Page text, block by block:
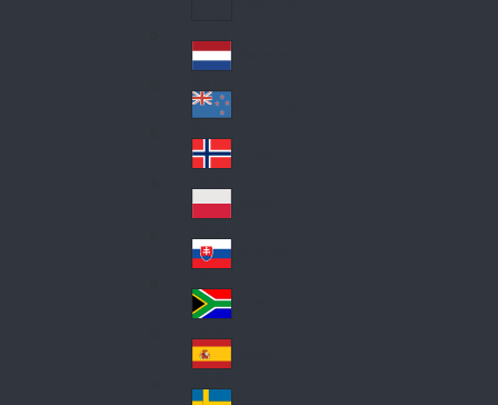
Lat
in
A
me
ric
a
Ne
the
rla
nd
s
Ne
w
Ze
ala
nd
No
rw
ay
Pol
an
d
Slo
va
kia
So
uth
Af
Sp